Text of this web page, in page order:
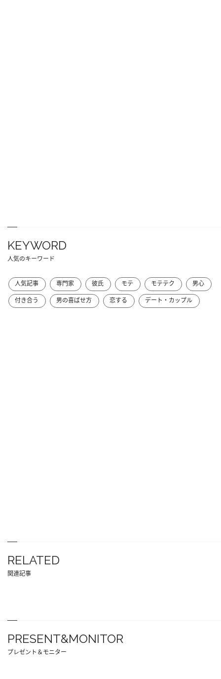
KEYWORD
人気のキーワード
人気記事 専門家 彼氏 モテ モテテク
男心
付き合う
男の喜ばせ方 恋する デート・カップル
RELATED
関連記事
PRESENT&MONITOR
プレゼント＆モニター